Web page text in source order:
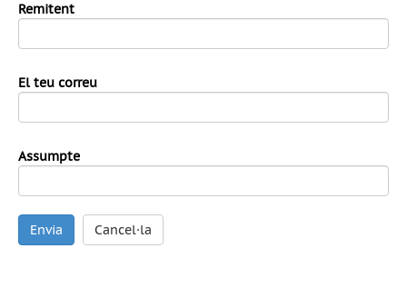
Remitent
El teu correu
Assumpte
Envia Cancel·la